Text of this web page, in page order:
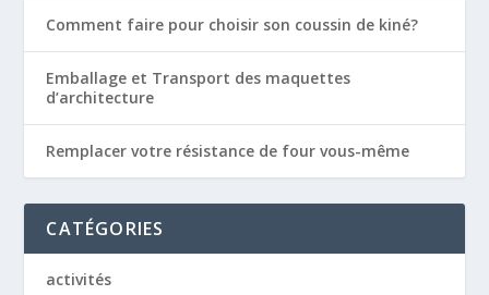
Comment faire pour choisir son coussin de kiné?
Emballage et Transport des maquettes
d’architecture
Remplacer votre résistance de four vous-même
CATÉGORIES
activités